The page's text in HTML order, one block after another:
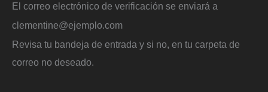
El correo electrónico de verificación se enviará a
clementine@ejemplo.com
Revisa tu bandeja de entrada y si no, en tu carpeta de
correo no deseado.